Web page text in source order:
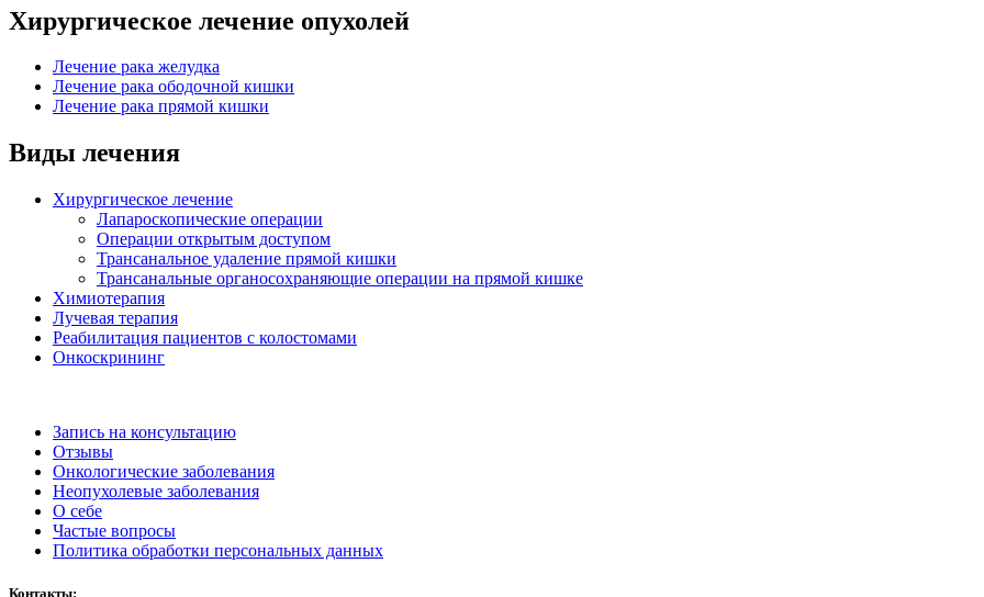
Хирургическое лечение опухолей
Лечение рака желудка
Лечение рака ободочной кишки
Лечение рака прямой кишки
Виды лечения
Хирургическое лечение
Лапароскопические операции
Операции открытым доступом
Трансанальное удаление прямой кишки
Трансанальные органосохраняющие операции на прямой кишке
Химиотерапия
Лучевая терапия
Реабилитация пациентов с колостомами
Онкоскрининг
Запись на консультацию
Отзывы
Онкологические заболевания
Неопухолевые заболевания
О себе
Частые вопросы
Политика обработки персональных данных
Контакты: